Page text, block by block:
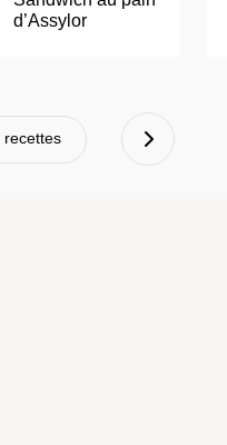
d’Assylor
recettes